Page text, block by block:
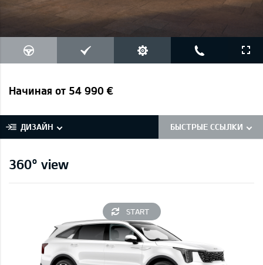
Начиная от 54 990 €
ДИЗАЙН БЫСТРЫЕ ССЫЛКИ
360° view
START